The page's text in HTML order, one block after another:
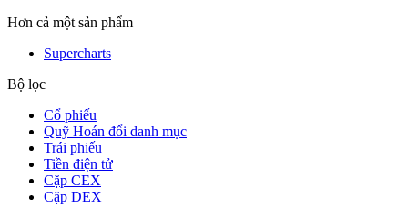
Hơn cả một sản phẩm
Supercharts
Bộ lọc
Cổ phiếu
Quỹ Hoán đổi danh mục
Trái phiếu
Tiền điện tử
Cặp CEX
Cặp DEX